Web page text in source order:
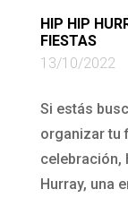
HIP HIP
FIESTAS
13/10/2022
Si estás
organizar tu
celebración,
Hurray, una